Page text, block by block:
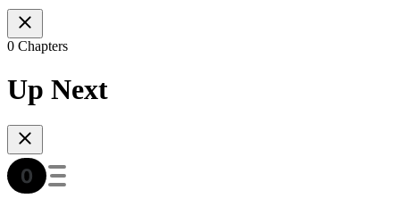
0 Chapters
Up Next